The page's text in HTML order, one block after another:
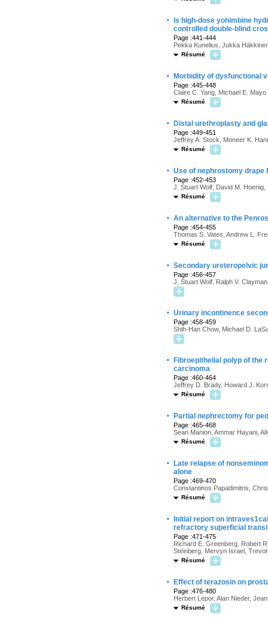
·
Is high-dose yohimbine
controlled double-blind
Page :441-444
Pekka Kunelius, Jukka
Résumé
· Morbidity of dysfunctional
Page :445-448
Claire C. Yang, Michael E. Mayo
Résumé
· Distal urethroplasty and
Page :449-451
Jeffrey A. Stock, Moneer K.
Résumé
· Use of nephrostomy
Page :452-453
J. Stuart Wolf, David M. Hoenig,
Résumé
· An alternative to the
Page :454-455
Thomas S. Vates, Andrew L.
Résumé
· Secondary ureteropelvic
Page :456-457
J. Stuart Wolf, Ralph V. Clayman
· Urinary incontinence
Page :458-459
Shih-Han Chow, Michael D.
·
Fibroepithelial polyp of
carcinoma
Page :460-464
Jeffrey D. Brady, Howard J.
Résumé
· Partial nephrectomy for
Page :465-468
Sean Manion, Ammar Hayani,
Résumé
·
Late relapse of
alone
Page :469-470
Constantinos Papadimitris,
Résumé
·
Initial report on
refractory superficial
Page :471-475
Richard E. Greenberg, Robert
Steinberg, Mervyn Israel,
Résumé
· Effect of terazosin on
Page :476-480
Herbert Lepor, Alan Nieder,
Résumé